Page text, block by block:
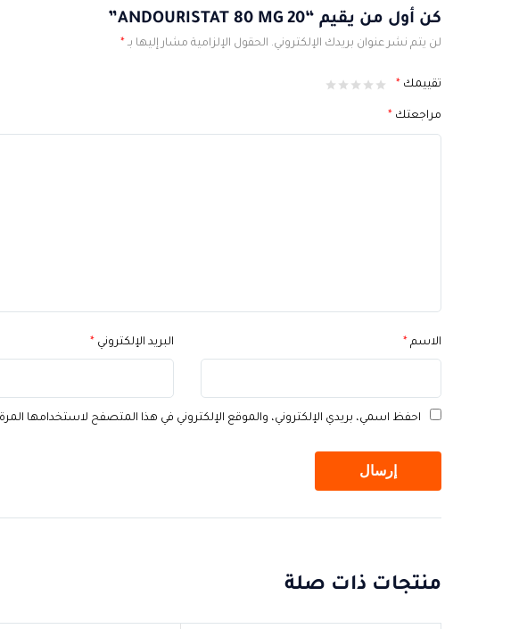
كن أول من يقيم “ANDOURISTAT 80 MG 20”
لن يتم نشر عنوان بريدك الإلكتروني. الحقول الإلزامية مشار إليها بـ *
تقييمك *
مراجعتك *
الاسم * البريد الإلكتروني *
احفظ اسمي، بريدي الإلكتروني، والموقع الإلكتروني في هذا المتصفح لاستخدامها
منتجات ذات صلة